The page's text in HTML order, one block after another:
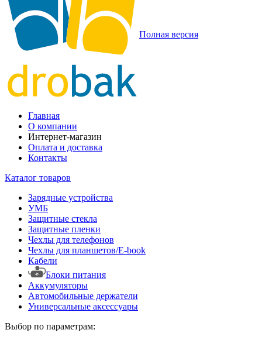
Полная версия
Главная
О компании
Интернет-магазин
Оплата и доставка
Контакты
Каталог товаров
Зарядные устройства
УМБ
Защитные стекла
Защитные пленки
Чехлы для телефонов
Чехлы для планшетов/E-book
Кабели
Блоки питания
Аккумуляторы
Автомобильные держатели
Универсальные аксессуары
Выбор по параметрам: